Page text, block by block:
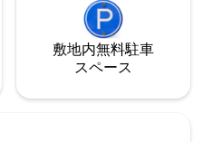
敷地内無料駐⁠車
ス⁠ペ⁠ー⁠ス